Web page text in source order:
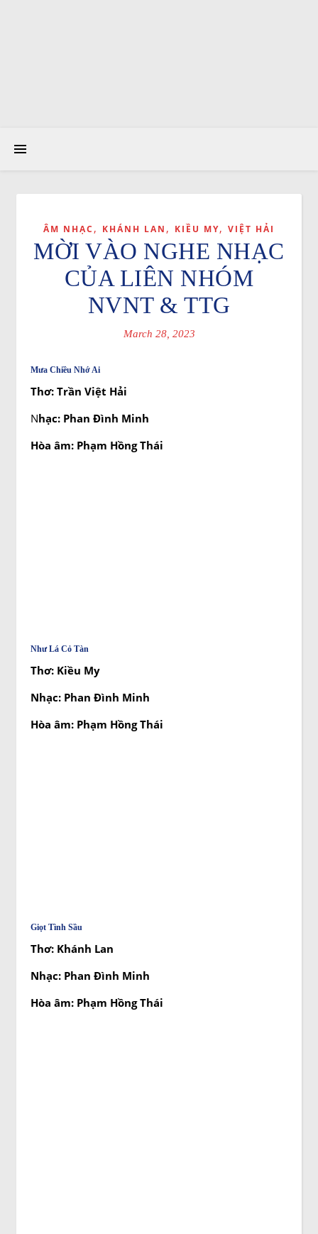
ÂM NHẠC , KHÁNH LAN , KIỀU MY, VIỆT HẢI
MỜI VÀO NGHE NHẠC
CỦA LIÊN NHÓM
NVNT & TTG
March 28, 2023
Mưa Chiều Nhớ Ai
Thơ: Trần Việt Hải
Nhạc: Phan Đình Minh
Hòa âm: Phạm Hồng Thái
Như Lá Cỏ Tàn
Thơ: Kiều My
Nhạc: Phan Đình Minh
Hòa âm: Phạm Hồng Thái
Giọt Tình Sầu
Thơ: Khánh Lan
Nhạc: Phan Đình Minh
Hòa âm: Phạm Hồng Thái